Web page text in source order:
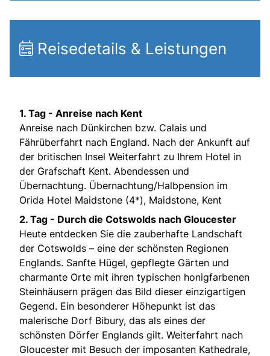
Reisedetails & Leistungen
1. Tag - Anreise nach Kent
Anreise nach Dünkirchen bzw. Calais und
Fährüberfahrt nach England. Nach der Ankunft auf
der britischen Insel Weiterfahrt zu Ihrem Hotel in
der Grafschaft Kent. Abendessen und
Übernachtung. Übernachtung/Halbpension im
Orida Hotel Maidstone (4*), Maidstone, Kent
2. Tag - Durch die Cotswolds nach Gloucester
Heute entdecken Sie die zauberhafte Landschaft
der Cotswolds – eine der schönsten Regionen
Englands. Sanfte Hügel, gepflegte Gärten und
charmante Orte mit ihren typischen honigfarbenen
Steinhäusern prägen das Bild dieser einzigartigen
Gegend. Ein besonderer Höhepunkt ist das
malerische Dorf Bibury, das als eines der
schönsten Dörfer Englands gilt. Weiterfahrt nach
Gloucester mit Besuch der imposanten Kathedrale,